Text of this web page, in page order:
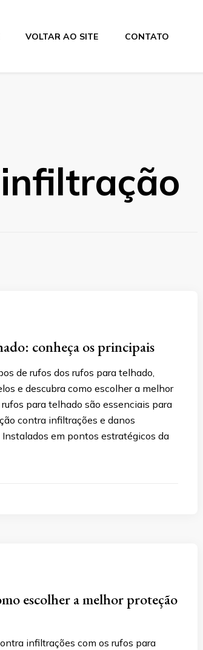
VOLTAR AO SITE CONTATO
conheça os principais
de rufos dos rufos para telhado,
e descubra como escolher a melhor
para telhado são essenciais para
contra infiltrações e danos
em pontos estratégicos da
escolher a melhor proteção
infiltrações com os rufos para